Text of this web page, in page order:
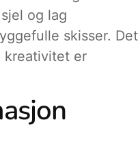
og lag
skisser. Det
kreativitet er